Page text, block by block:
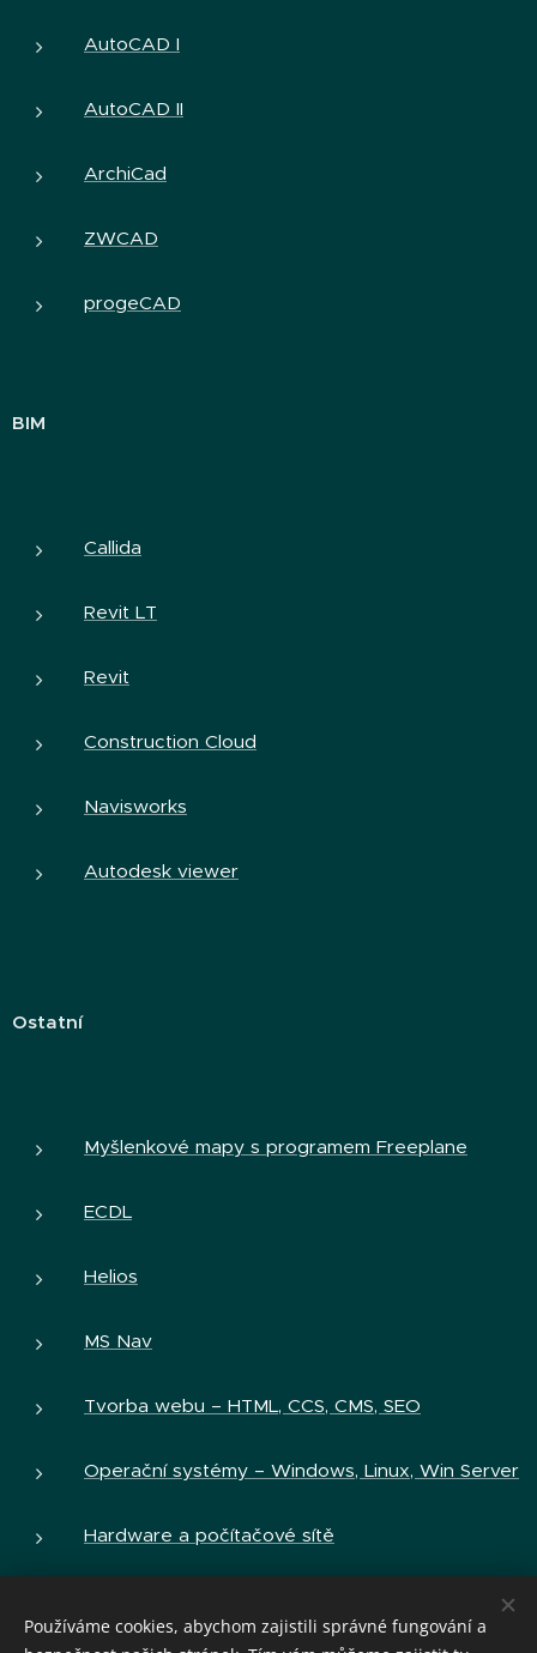
AutoCAD I
AutoCAD II
ArchiCad
ZWCAD
progeCAD
BIM
Callida
Revit LT
Revit
Construction Cloud
Navisworks
Autodesk viewer
Ostatní
Myšlenkové mapy s programem Freeplane
ECDL
Helios
MS Nav
Tvorba webu – HTML, CCS, CMS, SEO
Operační systémy – Windows, Linux, Win Server
Hardware a počítačové sítě
Používáme cookies, abychom zajistili správné fungování a